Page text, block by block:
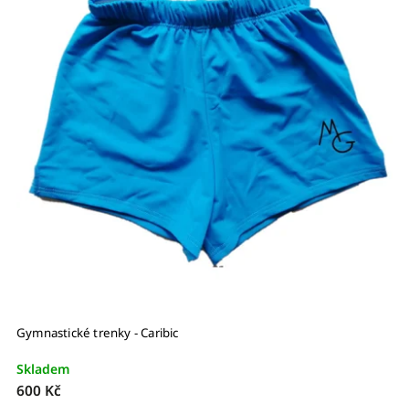
Gymnastické trenky - Caribic
Skladem
600 Kč